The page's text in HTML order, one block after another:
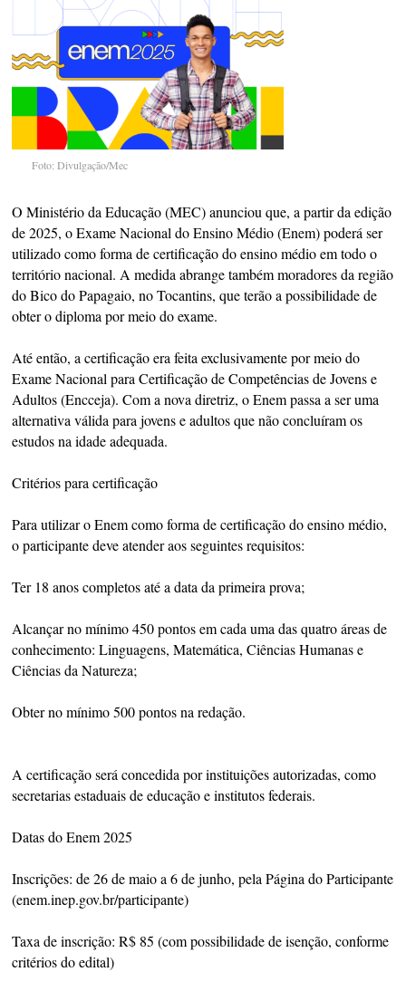
Foto: Divulgação/Mec
O Ministério da Educação (MEC) anunciou que, a partir da edição
de 2025, o Exame Nacional do Ensino Médio (Enem) poderá ser
utilizado como forma de certificação do ensino médio em todo o
território nacional. A medida abrange também moradores da região
do Bico do Papagaio, no Tocantins, que terão a possibilidade de
obter o diploma por meio do exame.
Até então, a certificação era feita exclusivamente por meio do
Exame Nacional para Certificação de Competências de Jovens e
Adultos (Encceja). Com a nova diretriz, o Enem passa a ser uma
alternativa válida para jovens e adultos que não concluíram os
estudos na idade adequada.
Critérios para certificação
Para utilizar o Enem como forma de certificação do ensino médio,
o participante deve atender aos seguintes requisitos:
Ter 18 anos completos até a data da primeira prova;
Alcançar no mínimo 450 pontos em cada uma das quatro áreas de
conhecimento: Linguagens, Matemática, Ciências Humanas e
Ciências da Natureza;
Obter no mínimo 500 pontos na redação.
A certificação será concedida por instituições autorizadas, como
secretarias estaduais de educação e institutos federais.
Datas do Enem 2025
Inscrições: de 26 de maio a 6 de junho, pela Página do Participante
(enem.inep.gov.br/participante)
Taxa de inscrição: R$ 85 (com possibilidade de isenção, conforme
critérios do edital)